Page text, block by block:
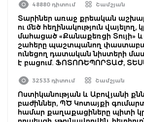
48880 դիտում Շամշյան
Տարիներ առաջ քրեական
ու մեծ հեղինակություն վայելող,
մահացած «Քանաքեռցի Տույի» և
շահերը պաշտպանող
ունեցող դատական նիստերի
է բացում. ՖՈՏՈՌԵՊՈՐՏԱԺ,
32533 դիտում Շամշյան
Ոստիկանության և Աբովյանի
բաժիններ, ՊԾ Կոտայքի
համար քաղաքացիները պիտի